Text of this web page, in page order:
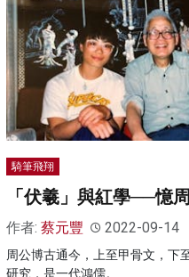
騎筆飛翔
「伏羲」與紅學──憶
作者: 蔡元豐 2022-09-14
周公博古通今，上至甲骨文，下
研究，是一代鴻儒。